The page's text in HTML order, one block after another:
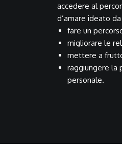
accedere al
d’amare ideato
fare un
migliorare le
mettere a
raggiungere la
personale.